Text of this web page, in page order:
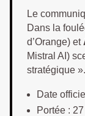
Le
Dans la
d’Orange) et
Mistral AI)
stratégique ».
Date
Portée :